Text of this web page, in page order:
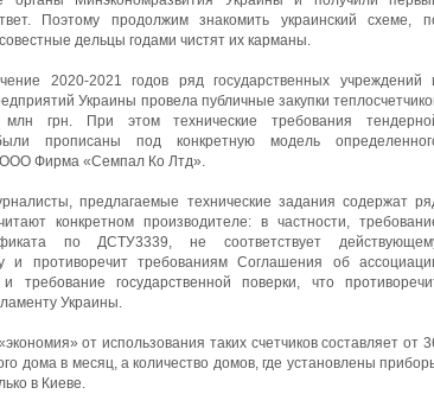
Поэтому продолжим знакомить украинский схеме,
дельцы годами чистят их карманы.
2020-2021 годов ряд государственных учреждений
Украины провела публичные закупки
грн. При этом технические требования
прописаны под конкретную модель
ООО Фирма «Семпал Ко Лтд».
предлагаемые технические задания содержат
конкретном производителе: в частности,
по ДСТУ3339, не соответствует
и противоречит требованиям Соглашения об
государственной поверки, что
Украины.
от использования таких счетчиков составляет от
дома в месяц, а количество домов, где установлены
в Киеве.